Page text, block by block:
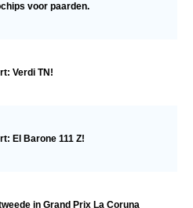
voor paarden.
Verdi TN!
El Barone 111 Z!
in Grand Prix La Coruna